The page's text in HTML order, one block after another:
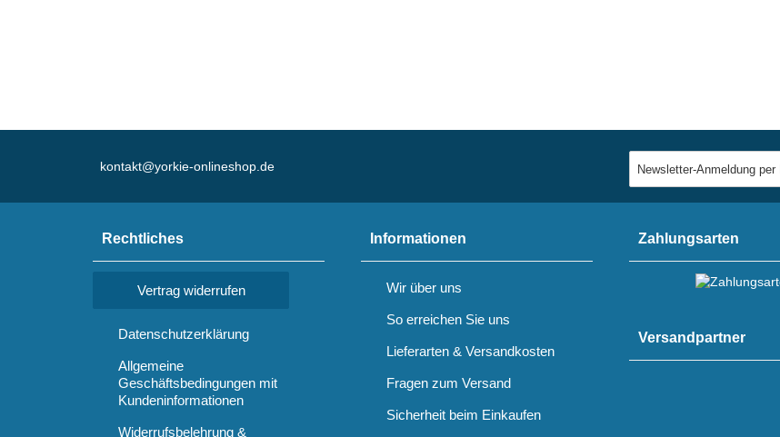
kontakt@yorkie-onlineshop.de
Rechtliches
Vertrag widerrufen
Datenschutzerklärung
Allgemeine
Geschäftsbedingungen mit
Kundeninformationen
Widerrufsbelehrung &
Informationen
Wir über uns
So erreichen Sie uns
Lieferarten & Versandkosten
Fragen zum Versand
Sicherheit beim Einkaufen
Zahlungsarten
Versandpartner